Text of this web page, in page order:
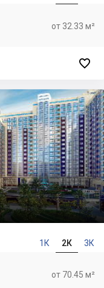
от 32.33 м²

1К 2К 3К
от 70.45 м²